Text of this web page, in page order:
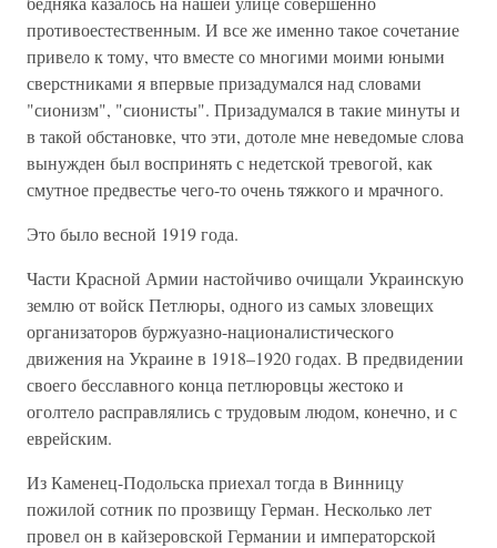
противоестественным. И все же именно такое сочетание
привело к тому, что вместе со многими моими юными
сверстниками я впервые призадумался над словами
"сионизм", "сионисты". Призадумался в такие минуты и
в такой обстановке, что эти, дотоле мне неведомые слова
вынужден был воспринять с недетской тревогой, как
смутное предвестье чего-то очень тяжкого и мрачного.
Это было весной 1919 года.
Части Красной Армии настойчиво очищали Украинскую
землю от войск Петлюры, одного из самых зловещих
организаторов буржуазно-националистического
движения на Украине в 1918–1920 годах. В предвидении
своего бесславного конца петлюровцы жестоко и
оголтело расправлялись с трудовым людом, конечно, и с
еврейским.
Из Каменец-Подольска приехал тогда в Винницу
пожилой сотник по прозвищу Герман. Несколько лет
провел он в кайзеровской Германии и императорской